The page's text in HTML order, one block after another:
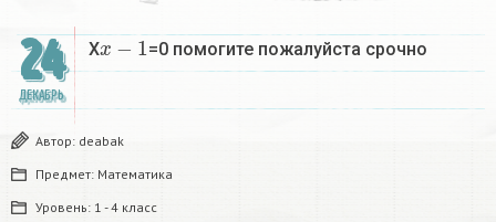
24
ДЕКАБРЬ
X
x−1
=0 помогите пожалуйста срочно
Автор: deabak
Предмет: Математика
Уровень: 1 - 4 класс